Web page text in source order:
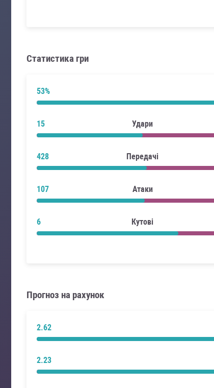
Статистика гри
53%
15 Удари
428 Передачі
107 Атаки
6 Кутові
Прогноз на рахунок
2.62
2.23